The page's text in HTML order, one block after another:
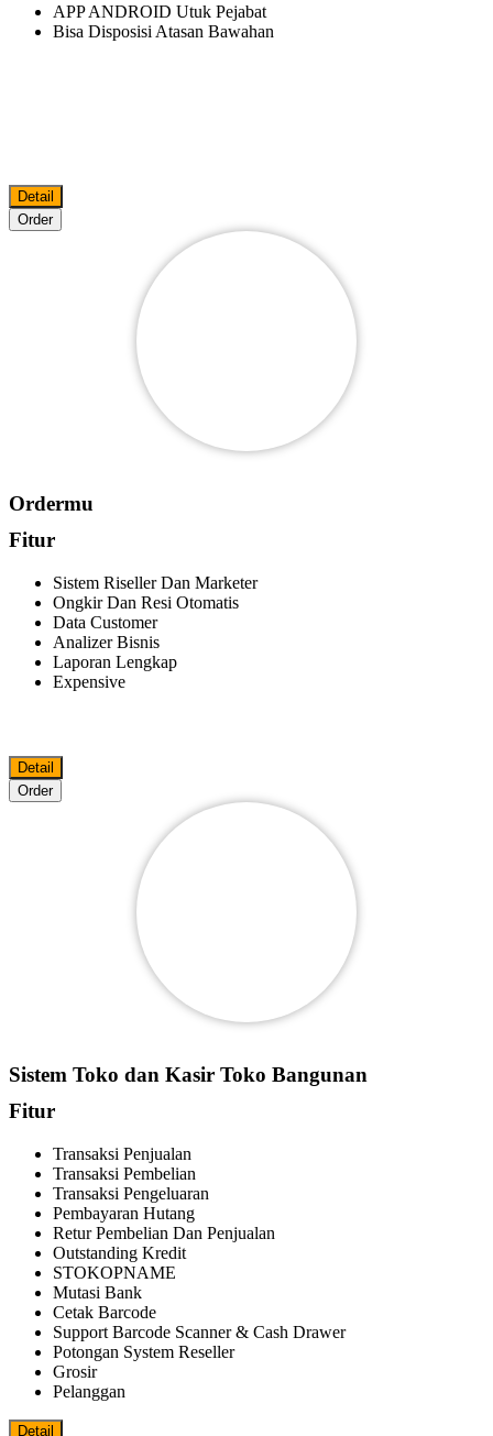
APP ANDROID Utuk Pejabat
Bisa Disposisi Atasan Bawahan
Detail
Order
Ordermu
Fitur
Sistem Riseller Dan Marketer
Ongkir Dan Resi Otomatis
Data Customer
Analizer Bisnis
Laporan Lengkap
Expensive
Detail
Order
Sistem Toko dan Kasir Toko Bangunan
Fitur
Transaksi Penjualan
Transaksi Pembelian
Transaksi Pengeluaran
Pembayaran Hutang
Retur Pembelian Dan Penjualan
Outstanding Kredit
STOKOPNAME
Mutasi Bank
Cetak Barcode
Support Barcode Scanner & Cash Drawer
Potongan System Reseller
Grosir
Pelanggan
Detail